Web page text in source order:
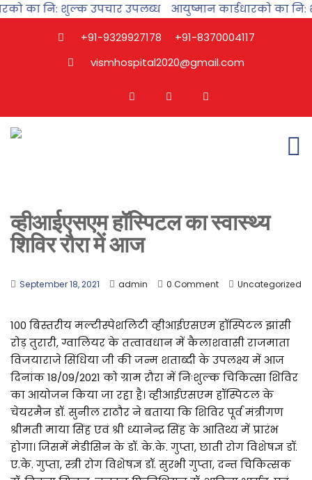
का नि: शुल्क उपचार उपलब्ध
आयुष्मान कार्डधारको का नि:
+91-9329927178
+91-8370004117
vismhospital2020@gmail.com
व्हीआईएसएम हॉस्पिटल का स्वास्थ्य
शिविर रौरा में आज
September 18, 2021 admin 0 Comment Uncategorized
100 बिस्तरीय मल्टीस्पेशलिटी व्हीआईएसएम हॉस्पिटल झांसी
रोड़ तुरारी, ग्वालियर के तत्वावधान में कैलाशवासी राजमाता
विजयाराजे सिंधिया जी की जन्म शताब्दी के उपलक्ष्य में आज
दिनांक 18/09/2021 को ग्राम रौरा में निःशुल्क चिकित्सा शिविर
का आयोजन किया जा रहा है। व्हीआईएसएम हॉस्पिटल के
चेयरमैन डॉ. सुनील राठौर ने बताया कि शिविर पूर्व मंत्रीगण
श्रीमती माया सिंह एवं श्री ध्यानेन्द्र सिंह के आतिथ्य में प्रारंभ
होगा। जिसमें मेडीसिन के डॉ. के.के. गुप्ता, छाती रोग विशेषज्ञ डॉ.
ए.के. गुप्ता, स्त्री रोग विशेषज्ञ डॉ. सुरभी गुप्ता, दन्त चिकित्सक